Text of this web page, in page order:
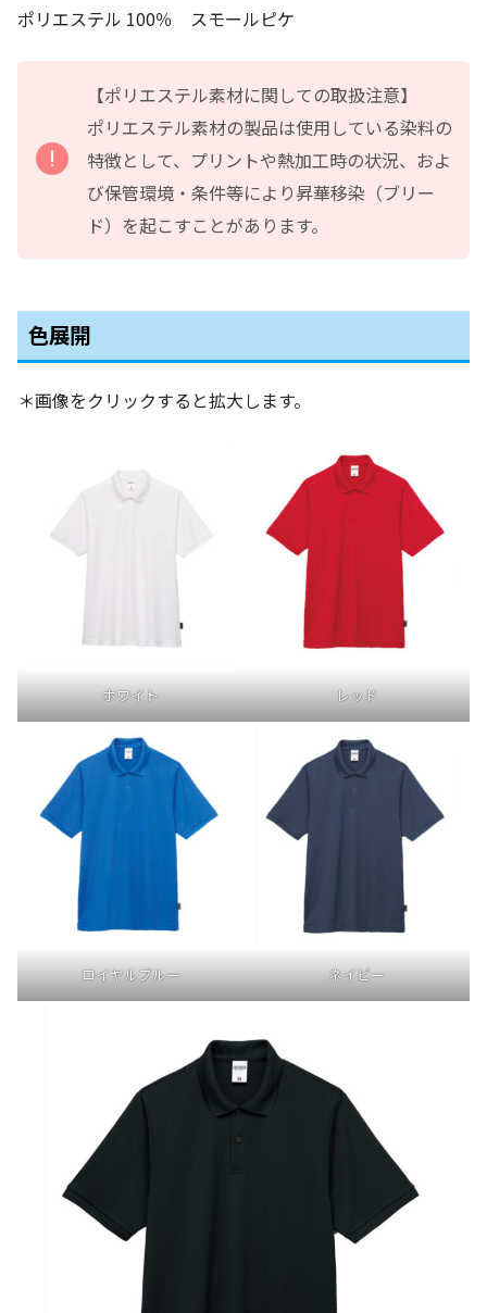
ポリエステル 100％ スモールピケ
【ポリエステル素材に関しての取扱注意】
ポリエステル素材の製品は使用している染料の
特徴として、プリントや熱加工時の状況、およ
び保管環境・条件等により昇華移染（ブリー
ド）を起こすことがあります。
色展開
＊画像をクリックすると拡大します。
ホワイト レッド
ロイヤルブルー ネイビー